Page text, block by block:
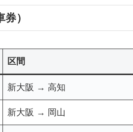
）
区間
新大阪 → 高知
新大阪 → 岡山